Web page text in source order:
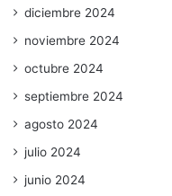
diciembre 2024
noviembre 2024
octubre 2024
septiembre 2024
agosto 2024
julio 2024
junio 2024